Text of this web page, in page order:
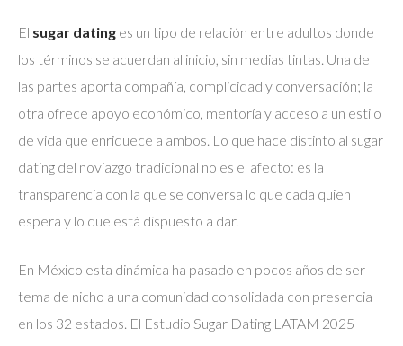
El sugar dating es un tipo de relación entre adultos donde
los términos se acuerdan al inicio, sin medias tintas. Una de
las partes aporta compañía, complicidad y conversación; la
otra ofrece apoyo económico, mentoría y acceso a un estilo
de vida que enriquece a ambos. Lo que hace distinto al sugar
dating del noviazgo tradicional no es el afecto: es la
transparencia con la que se conversa lo que cada quien
espera y lo que está dispuesto a dar.
En México esta dinámica ha pasado en pocos años de ser
tema de nicho a una comunidad consolidada con presencia
en los 32 estados. El Estudio Sugar Dating LATAM 2025